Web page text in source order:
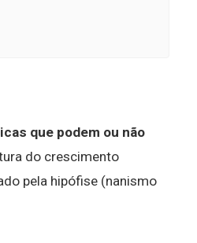
que podem ou não
do crescimento
pela hipófise (nanismo